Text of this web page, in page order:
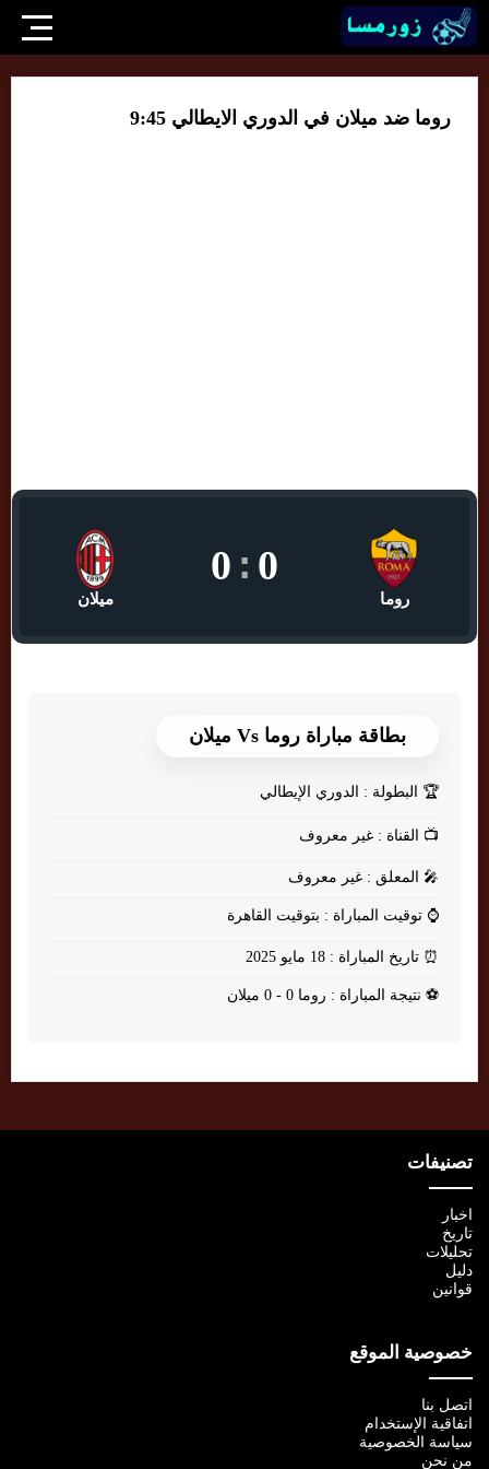
روما ضد ميلان في الدوري الايطالي 9:45
روما
0
:
0
ميلان
بطاقة مباراة روما Vs ميلان
🏆 البطولة : الدوري الإيطالي
📺 القناة : غير معروف
🎤 المعلق : غير معروف
⌚ توقيت المباراة : بتوقيت القاهرة
⏰ تاريخ المباراة : 18 مايو 2025
⚽ نتيجة المباراة : روما 0 - 0 ميلان
تصنيفات
اخبار
تاريخ
تحليلات
دليل
قوانين
خصوصية الموقع
اتصل بنا
اتفاقية الإستخدام
سياسة الخصوصية
من نحن